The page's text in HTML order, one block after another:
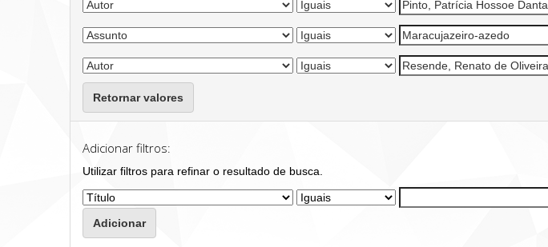
Retornar valores
Adicionar filtros:
Utilizar filtros para refinar o resultado de busca.